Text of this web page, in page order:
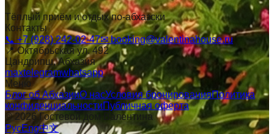
Тёплый приём и отдых по-абхазски
Контакты
📞 +7 (928) 242-02-47✉booking@valentinahouse.ru
📍Октябрьская ул. 492
Цандрипш, Абхазия
maxtelegramwhatsapp
Меню
Блог об АбхазииО насУсловия бронированияПолитика
конфиденциальностиПубличная оферта
©2026 Гостевой дом Валентина
РусEng中文